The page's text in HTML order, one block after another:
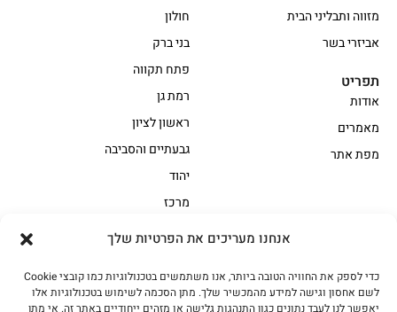
אנחנו מעריכים את הפרטיות שלך
כדי לספק את החוויה הטובה ביותר, אנו משתמשים בטכנולוגיות כמו קובצי Cookie
לשם אחסון וגישה למידע מהמכשיר שלך. מתן הסכמה לשימוש בטכנולוגיות אלו
יאפשר לנו לעבד נתונים כגון התנהגות גלישה או מזהים ייחודיים באתר זה. אי מתן
אווז
בשר בקר משובח
בשר בקר עגלה משובח
בשר למעשנת
חולון
בני ברק
פתח תקווה
רמת גן
ראשון לציון
גבעתיים והסביבה
יהוד
מרכז
מזווה ותבליני הבית
אביזרי בשר
תפריט
אודות
מאמרים
מפת אתר